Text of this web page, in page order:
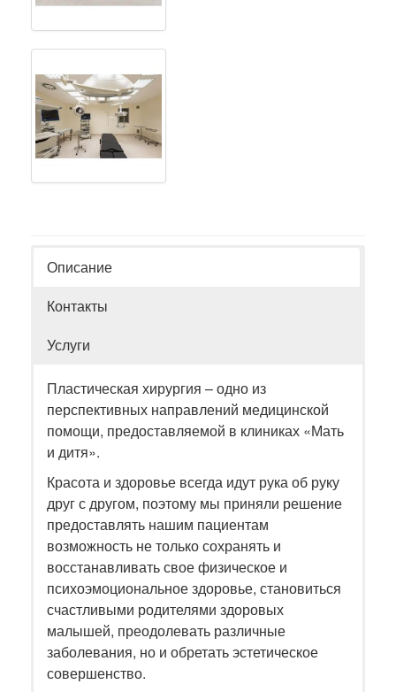
Описание
Контакты
Услуги
Пластическая хирургия – одно из
перспективных направлений медицинской
помощи, предоставляемой в клиниках «Мать
и дитя».
Красота и здоровье всегда идут рука об руку
друг с другом, поэтому мы приняли решение
предоставлять нашим пациентам
возможность не только сохранять и
восстанавливать свое физическое и
психоэмоциональное здоровье, становиться
счастливыми родителями здоровых
малышей, преодолевать различные
заболевания, но и обретать эстетическое
совершенство.